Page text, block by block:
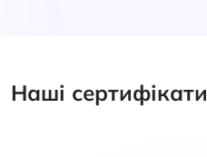
Наші сертифікати